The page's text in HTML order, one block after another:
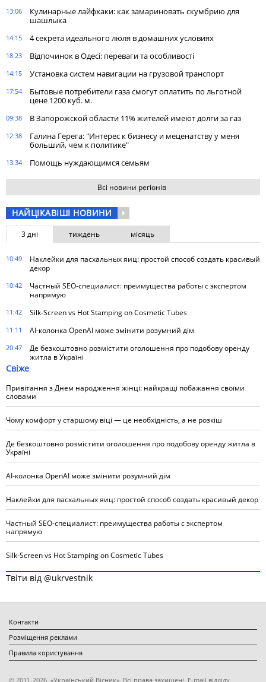
13:06
Кулинарные лайфхаки: как замариновать скумбрию для
шашлыка
14:15 4 секрета идеального люля в домашних условиях
18:23 Відпочинок в Одесі: переваги та особливості
14:15 Установка систем навигации на грузовой транспорт
17:54
Бытовые потребители газа cмогут оплатить по льготной
цене 1200 куб. м.
09:38 В Запорожской области 11% жителей имеют долги за газ
12:38
Галина Герега: "Интерес к бизнесу и меценатству у меня
больший, чем к политике"
13:34 Помощь нуждающимся семьям
Всі новини регіонів
НАЙЦІКАВІШІ НОВИНИ
3 дні тиждень місяць
10:49
Наклейки для пасхальных яиц: простой способ создать красивый
декор
10:42
Частный SEO-специалист: преимущества работы с экспертом
напрямую
11:42 Silk-Screen vs Hot Stamping on Cosmetic Tubes
11:11 AI-колонка OpenAI може змінити розумний дім
20:47
Де безкоштовно розмістити оголошення про подобову оренду
житла в Україні
Свіже
Привітання з Днем народження жінці: найкращі побажання своїми
словами
Чому комфорт у старшому віці — це необхідність, а не розкіш
Де безкоштовно розмістити оголошення про подобову оренду житла в
Україні
AI-колонка OpenAI може змінити розумний дім
Наклейки для пасхальных яиц: простой способ создать красивый декор
Частный SEO-специалист: преимущества работы с экспертом
напрямую
Silk-Screen vs Hot Stamping on Cosmetic Tubes
Твіти від @ukrvestnik
Контакти
Розміщення реклами
Правила користування
© 2011-2026, «Український Вісник». Всі права захищені. E-mail відділу